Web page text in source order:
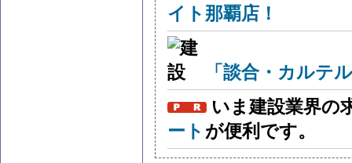
イト那覇店！
「談合・カルテ
いま建設業界の
ート が便利です。